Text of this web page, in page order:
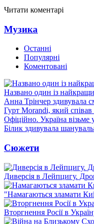
Читати коментарі
Музика
Останні
Популярні
Коментовані
Названо один із найкращих
Анна Трінчер здивувала
Гурт Morandi, який
Офіційно. Україна
Білик здивувала
Сюжети
Диверсія в Лейпцигу.
"Намагаються зламати
Вторгнення Росії в